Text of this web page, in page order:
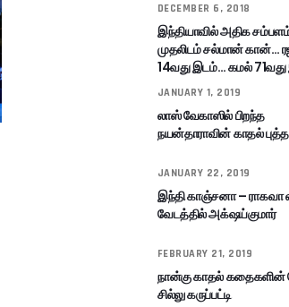
DECEMBER 6, 2018
இந்தியாவில் அதிக
முதலிடம் சல்மான் கான்…
14வது இடம்… கமல்
JANUARY 1, 2019
லாஸ் வேகாஸில் பிறந்த
நயன்தாராவின் காதல்
JANUARY 22, 2019
இந்தி காஞ்சனா – ராகவா
வேடத்தில் அக்‌ஷய்குமார்
FEBRUARY 21, 2019
நான்கு காதல் கதைகளின்
சில்லு கருப்பட்டி